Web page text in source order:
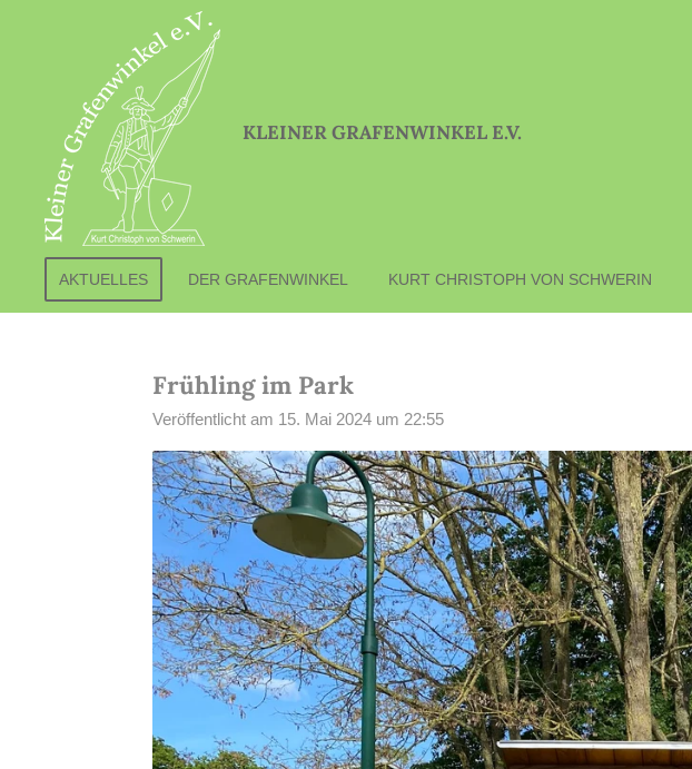
KLEINER GRAFENWINKEL E.V.
AKTUELLES DER GRAFENWINKEL KURT CHRISTOPH VON SCHWERIN
Frühling im Park
Veröffentlicht am 15. Mai 2024 um 22:55